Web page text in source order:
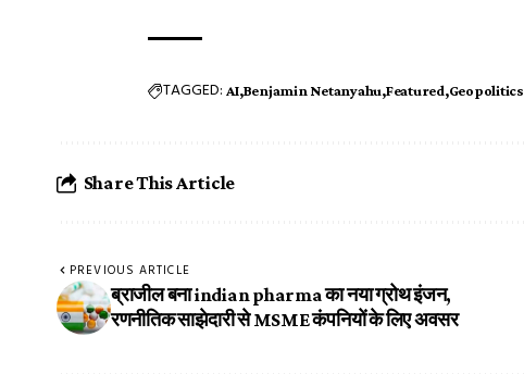
TAGGED: AI Benjamin Netanyahu Featured Geopolitics
Share This Article
PREVIOUS ARTICLE
ब्राजील बना indian pharma का नया ग्रोथ इंजन,
रणनीतिक साझेदारी से MSME कंपनियों के लिए अवसर